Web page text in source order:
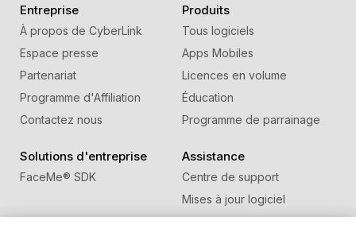
Entreprise
À propos de CyberLink
Espace presse
Partenariat
Programme d'Affiliation
Contactez nous
Produits
Tous logiciels
Apps Mobiles
Licences en volume
Éducation
Programme de parrainage
Solutions d'entreprise
FaceMe® SDK
Assistance
Centre de support
Mises à jour logiciel
Centre d'apprentissage